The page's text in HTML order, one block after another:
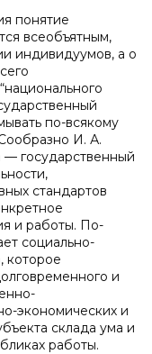
понятие
всеобъятным,
индивидуумов, а о
по-всякому
И. А.
— государственный
стандартов
и работы. По-
социально-
которое
и
экономических и
склада ума и
работы.